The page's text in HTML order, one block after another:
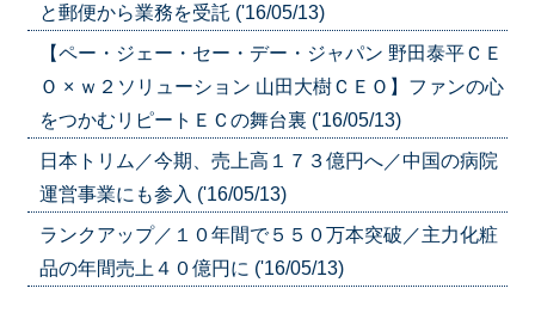
と郵便から業務を受託 ('16/05/13)
【ペー・ジェー・セー・デー・ジャパン 野田泰平ＣＥ
Ｏ × ｗ２ソリューション 山田大樹ＣＥＯ】ファンの心
をつかむリピートＥＣの舞台裏 ('16/05/13)
日本トリム／今期、売上高１７３億円へ／中国の病院
運営事業にも参入 ('16/05/13)
ランクアップ／１０年間で５５０万本突破／主力化粧
品の年間売上４０億円に ('16/05/13)